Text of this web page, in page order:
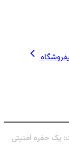
فروشگاه
یک حفره امنیتی